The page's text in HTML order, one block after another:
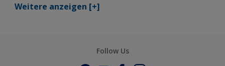
Weitere anzeigen [+]
Follow Us